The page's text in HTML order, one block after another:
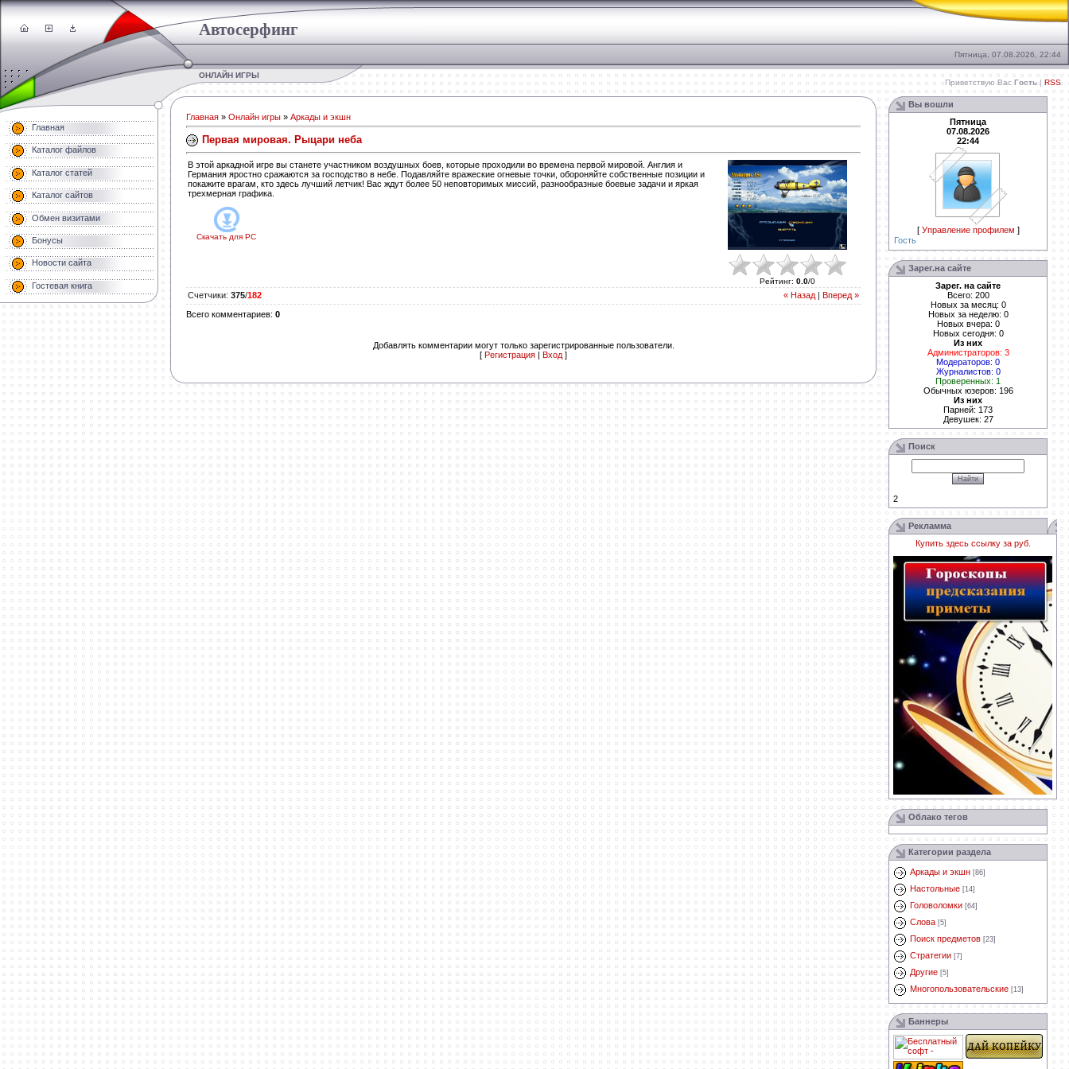
Автосерфинг
Пятница, 07.08.2026, 22:44
ОНЛАЙН ИГРЫ
Приветствую Вас Гость | RSS
Главная
Каталог файлов
Каталог статей
Каталог сайтов
Обмен визитами
Бонусы
Новости сайта
Гостевая книга
Главная » Онлайн игры » Аркады и экшн
Первая мировая. Рыцари неба
В этой аркадной игре вы станете участником воздушных боев, которые проходили во времена первой мировой. Англия и
Германия яростно сражаются за господство в небе. Подавляйте вражеские огневые точки, обороняйте собственные позиции и
покажите врагам, кто здесь лучший летчик! Вас ждут более 50 неповторимых миссий, разнообразные боевые задачи и яркая
трехмерная графика.
Скачать для PC
Рейтинг: 0.0/0
« Назад Вперед »
Счетчики: 375/182
Всего комментариев: 0
Добавлять комментарии могут только зарегистрированные пользователи.
[ Регистрация Вход ]
Вы вошли
Пятница
07.08.2026
22:44
[ Управление профилем ]
Гость
Зарег.на сайте
Зарег. на сайте
Всего: 200
Новых за месяц: 0
Новых за неделю: 0
Новых вчера: 0
Новых сегодня: 0
Из них
Администраторов: 3
Модераторов: 0
Журналистов: 0
Проверенных: 1
Обычных юзеров: 196
Из них
Парней: 173
Девушек: 27
Поиск
2
Рекламма
Купить здесь ссылку за руб.
Облако тегов
Категории раздела
Аркады и экшн [86]
Настольные [14]
Головоломки [64]
Слова [5]
Поиск предметов [23]
Стратегии [7]
Другие [5]
Многопользовательские [13]
Баннеры